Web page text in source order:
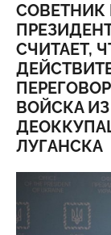
СОВЕТНИК
СЧИТАЕТ,
ВОЙСКА
ЛУГАНСКА